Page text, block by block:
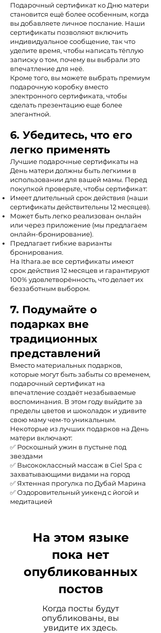
Подарочный сертификат ко Дню матери
становится ещё более особенным, когда
вы добавляете личное послание. Наши
сертификаты позволяют включить
индивидуальное сообщение, так что
уделите время, чтобы написать тёплую
записку о том, почему вы выбрали это
впечатление для неё.
Кроме того, вы можете выбрать премиум
подарочную коробку вместо
электронного сертификата, чтобы
сделать презентацию еще более
элегантной.
6. Убедитесь, что его
легко применять
Лучшие подарочные сертификаты на
День матери должны быть легкими в
использовании для вашей мамы. Перед
покупкой проверьте, чтобы сертификат:
Имеет длительный срок действия (наши
сертификаты действительны 12 месяцев).
Может быть легко реализован онлайн
или через приложение (мы предлагаем
онлайн-бронирование).
Предлагает гибкие варианты
бронирования.
На Ithara.ae все сертификаты имеют
срок действия 12 месяцев и гарантируют
100% удовлетворённость, что делает их
беззаботным выбором.
7. Подумайте о
подарках вне
традиционных
представлений
Вместо материальных подарков,
которые могут быть забыты со временем,
подарочный сертификат на
впечатление создаёт незабываемые
воспоминания. В этом году выйдите за
пределы цветов и шоколадок и удивите
свою маму чем-то уникальным.
Некоторые из лучших подарков на День
матери включают:
✅ Роскошный ужин в пустыне под
звездами
✅ Высококлассный массаж в Ciel Spa с
захватывающими видами на город
✅ Яхтенная прогулка по Дубай Марина
✅ Оздоровительный уикенд с йогой и
медитацией
На этом языке
пока нет
опубликованных
постов
Когда посты будут
опубликованы, вы
увидите их здесь.